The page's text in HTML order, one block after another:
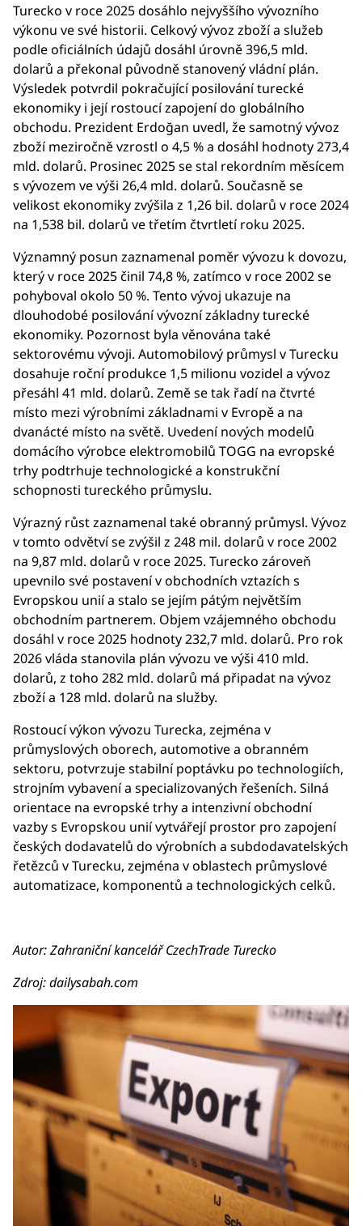
Turecko v roce 2025 dosáhlo nejvyššího vývozního
výkonu ve své historii. Celkový vývoz zboží a služeb
podle oficiálních údajů dosáhl úrovně 396,5 mld.
dolarů a překonal původně stanovený vládní plán.
Výsledek potvrdil pokračující posilování turecké
ekonomiky i její rostoucí zapojení do globálního
obchodu. Prezident Erdoğan uvedl, že samotný vývoz
zboží meziročně vzrostl o 4,5 % a dosáhl hodnoty 273,4
mld. dolarů. Prosinec 2025 se stal rekordním měsícem
s vývozem ve výši 26,4 mld. dolarů. Současně se
velikost ekonomiky zvýšila z 1,26 bil. dolarů v roce 2024
na 1,538 bil. dolarů ve třetím čtvrtletí roku 2025.
Významný posun zaznamenal poměr vývozu k dovozu,
který v roce 2025 činil 74,8 %, zatímco v roce 2002 se
pohyboval okolo 50 %. Tento vývoj ukazuje na
dlouhodobé posilování vývozní základny turecké
ekonomiky. Pozornost byla věnována také
sektorovému vývoji. Automobilový průmysl v Turecku
dosahuje roční produkce 1,5 milionu vozidel a vývoz
přesáhl 41 mld. dolarů. Země se tak řadí na čtvrté
místo mezi výrobními základnami v Evropě a na
dvanácté místo na světě. Uvedení nových modelů
domácího výrobce elektromobilů TOGG na evropské
trhy podtrhuje technologické a konstrukční
schopnosti tureckého průmyslu.
Výrazný růst zaznamenal také obranný průmysl. Vývoz
v tomto odvětví se zvýšil z 248 mil. dolarů v roce 2002
na 9,87 mld. dolarů v roce 2025. Turecko zároveň
upevnilo své postavení v obchodních vztazích s
Evropskou unií a stalo se jejím pátým největším
obchodním partnerem. Objem vzájemného obchodu
dosáhl v roce 2025 hodnoty 232,7 mld. dolarů. Pro rok
2026 vláda stanovila plán vývozu ve výši 410 mld.
dolarů, z toho 282 mld. dolarů má připadat na vývoz
zboží a 128 mld. dolarů na služby.
Rostoucí výkon vývozu Turecka, zejména v
průmyslových oborech, automotive a obranném
sektoru, potvrzuje stabilní poptávku po technologiích,
strojním vybavení a specializovaných řešeních. Silná
orientace na evropské trhy a intenzivní obchodní
vazby s Evropskou unií vytvářejí prostor pro zapojení
českých dodavatelů do výrobních a subdodavatelských
řetězců v Turecku, zejména v oblastech průmyslové
automatizace, komponentů a technologických celků.
Autor: Zahraniční kancelář CzechTrade Turecko
Zdroj: dailysabah.com